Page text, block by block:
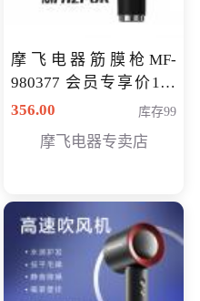
摩飞电器筋膜枪MF-
980377 会员专享价199
元
356.00 库存99
摩飞电器专卖店